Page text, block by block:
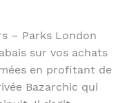
– Parks London
sur vos achats
en profitant de
Bazarchic qui